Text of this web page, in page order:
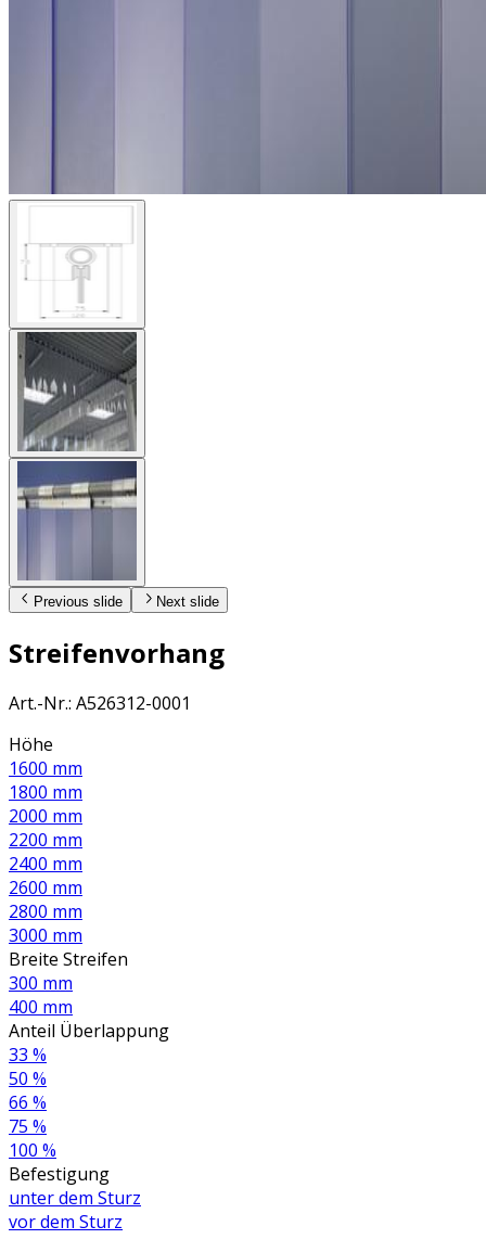
Previous slide Next slide
Streifenvorhang
Art.-Nr.: A526312-0001
Höhe
1600 mm
1800 mm
2000 mm
2200 mm
2400 mm
2600 mm
2800 mm
3000 mm
Breite Streifen
300 mm
400 mm
Anteil Überlappung
33 %
50 %
66 %
75 %
100 %
Befestigung
unter dem Sturz
vor dem Sturz